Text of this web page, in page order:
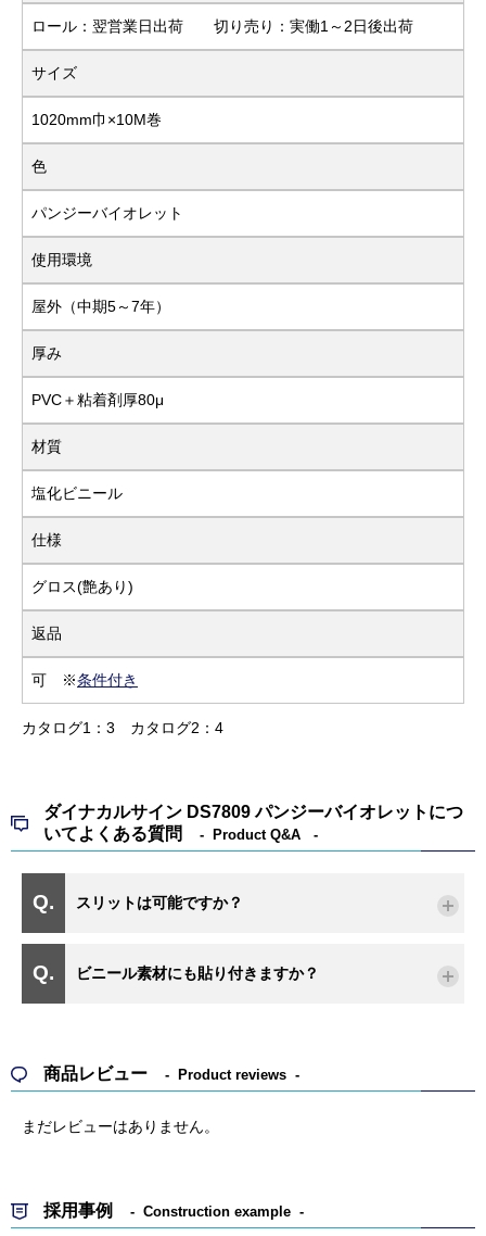
ロール：翌営業日出荷 切り売り：実働1～2日後出荷
サイズ
1020mm巾×10M巻
色
パンジーバイオレット
使用環境
屋外（中期5～7年）
厚み
PVC＋粘着剤厚80μ
材質
塩化ビニール
仕様
グロス(艶あり)
返品
可 ※条件付き
カタログ1：3 カタログ2：4
ダイナカルサイン DS7809 パンジーバイオレットにつ
いてよくある質問
Product Q&A
スリットは可能ですか？
ビニール素材にも貼り付きますか？
商品レビュー Product reviews
まだレビューはありません。
採用事例 Construction example